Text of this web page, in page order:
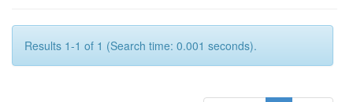
Results 1-1 of 1 (Search time: 0.001 seconds).